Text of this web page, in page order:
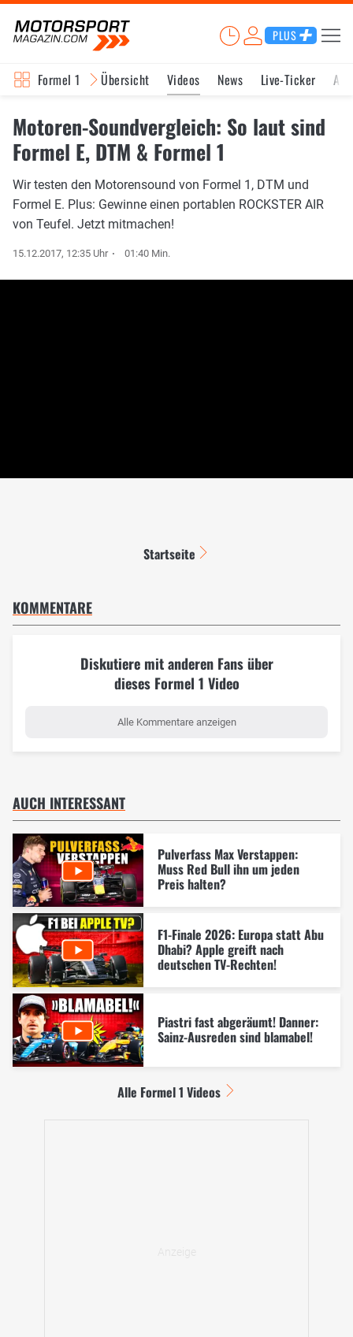
PLUS
Formel 1 Übersicht Videos News Live-Ticker
Motoren-Soundvergleich: So laut sind
Formel E, DTM & Formel 1
Wir testen den Motorensound von Formel 1, DTM und
Formel E. Plus: Gewinne einen portablen ROCKSTER AIR
von Teufel. Jetzt mitmachen!
15.12.2017, 12:35 Uhr 01:40 Min.
Startseite
KOMMENTARE
Diskutiere mit anderen Fans über
dieses Formel 1 Video
Alle Kommentare anzeigen
AUCH INTERESSANT
Pulverfass Max Verstappen:
Muss Red Bull ihn um jeden
Preis halten?
F1-Finale 2026: Europa statt Abu
Dhabi? Apple greift nach
deutschen TV-Rechten!
Piastri fast abgeräumt! Danner:
Sainz-Ausreden sind blamabel!
Alle Formel 1 Videos